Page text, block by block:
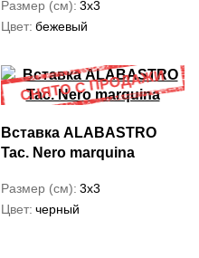
Размер (см) 3x3
Цвет бежевый
Вставка ALABASTRO
Tac. Nero marquina
Размер (см) 3x3
Цвет черный